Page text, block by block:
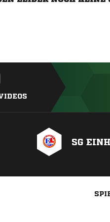
SG